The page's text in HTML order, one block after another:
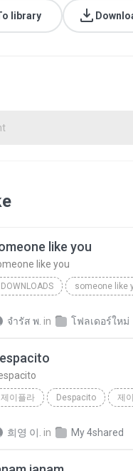
library
like you
like you
DOWNLOADS someone like
จํารัส พ. in โฟลเดอร์ใหม่
제이플라 Despacito 제
희영 이. in My 4shared